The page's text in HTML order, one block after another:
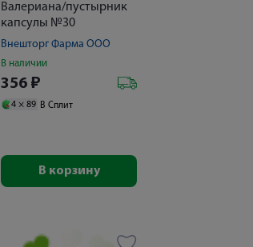
Валериана/пустырник
капсулы №30
Внешторг Фарма ООО
В наличии
356 ₽
4 × 89 В Сплит
В корзину